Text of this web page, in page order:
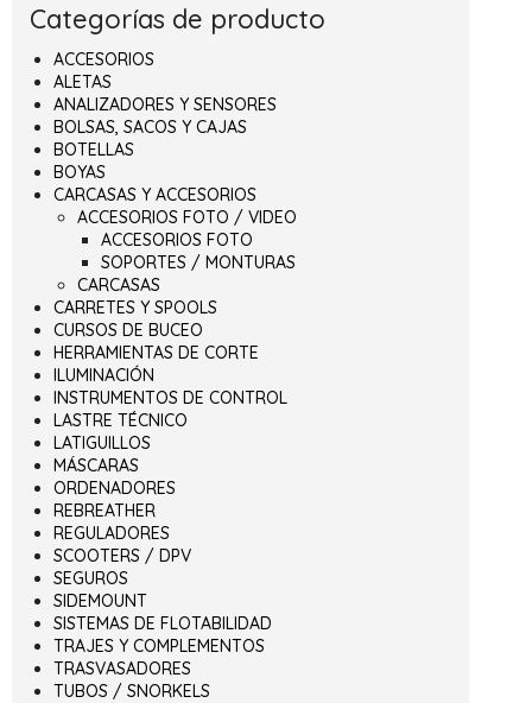
Categorías de producto
ACCESORIOS
ALETAS
ANALIZADORES Y SENSORES
BOLSAS, SACOS Y CAJAS
BOTELLAS
BOYAS
CARCASAS Y ACCESORIOS
ACCESORIOS FOTO / VIDEO
ACCESORIOS FOTO
SOPORTES / MONTURAS
CARCASAS
CARRETES Y SPOOLS
CURSOS DE BUCEO
HERRAMIENTAS DE CORTE
ILUMINACIÓN
INSTRUMENTOS DE CONTROL
LASTRE TÉCNICO
LATIGUILLOS
MÁSCARAS
ORDENADORES
REBREATHER
REGULADORES
SCOOTERS / DPV
SEGUROS
SIDEMOUNT
SISTEMAS DE FLOTABILIDAD
TRAJES Y COMPLEMENTOS
TRASVASADORES
TUBOS / SNORKELS